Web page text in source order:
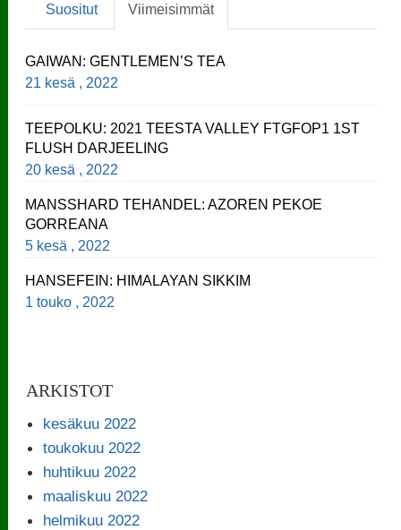
Suositut Viimeisimmät
GAIWAN: GENTLEMEN’S TEA
21 kesä , 2022
TEEPOLKU: 2021 TEESTA VALLEY FTGFOP1 1ST
FLUSH DARJEELING
20 kesä , 2022
MANSSHARD TEHANDEL: AZOREN PEKOE
GORREANA
5 kesä , 2022
HANSEFEIN: HIMALAYAN SIKKIM
1 touko , 2022
ARKISTOT
kesäkuu 2022
toukokuu 2022
huhtikuu 2022
maaliskuu 2022
helmikuu 2022